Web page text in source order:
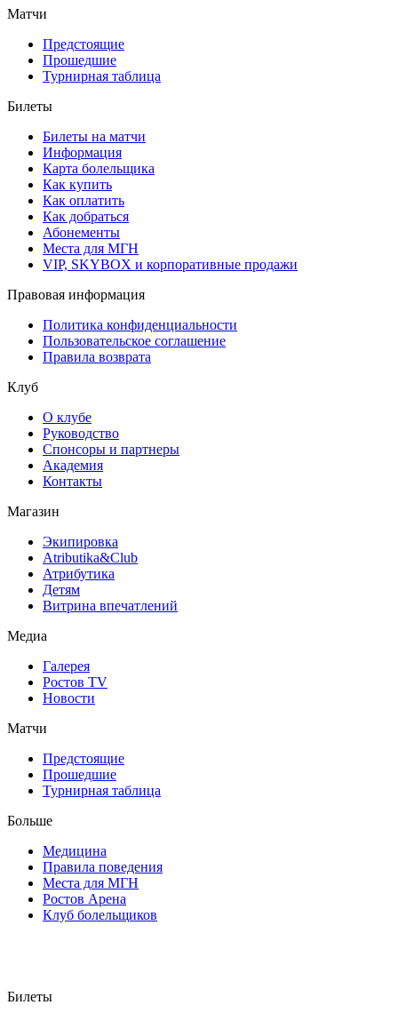
Матчи
Предстоящие
Прошедшие
Турнирная таблица
Билеты
Билеты на матчи
Информация
Карта болельщика
Как купить
Как оплатить
Как добраться
Абонементы
Места для МГН
VIP, SKYBOX и корпоративные продажи
Правовая информация
Политика конфиденциальности
Пользовательское соглашение
Правила возврата
Клуб
О клубе
Руководство
Спонсоры и партнеры
Академия
Контакты
Магазин
Экипировка
Atributika&Club
Атрибутика
Детям
Витрина впечатлений
Медиа
Галерея
Ростов TV
Новости
Матчи
Предстоящие
Прошедшие
Турнирная таблица
Больше
Медицина
Правила поведения
Места для МГН
Ростов Арена
Клуб болельщиков
Билеты